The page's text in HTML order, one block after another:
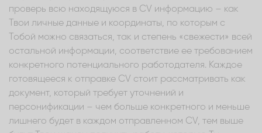
проверь всю находящуюся в CV информацию – как
Твои личные данные и координаты, по которым с
Тобой можно связаться, так и степень «свежести» всей
остальной информации, соответствие ее требованием
конкретного потенциального работодателя. Каждое
готовящееся к отправке CV стоит рассматривать как
документ, который требует уточнений и
персонификации – чем больше конкретного и меньше
лишнего будет в каждом отправленном CV, тем выше